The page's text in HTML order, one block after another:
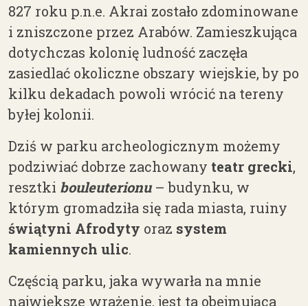
827 roku p.n.e. Akrai zostało zdominowane
i zniszczone przez Arabów. Zamieszkująca
dotychczas kolonię ludność zaczęła
zasiedlać okoliczne obszary wiejskie, by po
kilku dekadach powoli wrócić na tereny
byłej kolonii.
Dziś w parku archeologicznym możemy
podziwiać dobrze zachowany teatr grecki,
resztki bouleuterionu– budynku, w
którym gromadziła się rada miasta, ruiny
świątyni Afrodyty oraz system
kamiennych ulic.
Częścią parku, jaka wywarła na mnie
największe wrażenie, jest ta obejmująca